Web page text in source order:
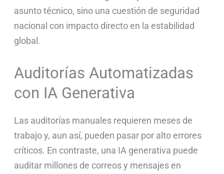
asunto técnico, sino una cuestión de seguridad
nacional con impacto directo en la estabilidad
global.
Auditorías Automatizadas
con IA Generativa
Las auditorías manuales requieren meses de
trabajo y, aun así, pueden pasar por alto errores
críticos. En contraste, una IA generativa puede
auditar millones de correos y mensajes en